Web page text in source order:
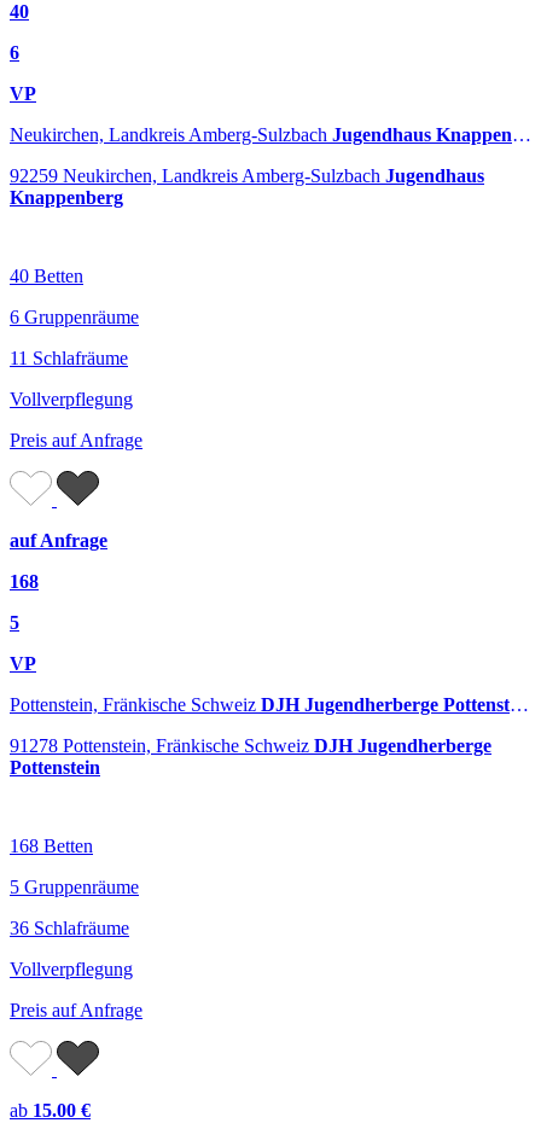
40
6
VP
Neukirchen, Landkreis Amberg-Sulzbach Jugendhaus Knappenberg
92259 Neukirchen, Landkreis Amberg-Sulzbach Jugendhaus
Knappenberg
40 Betten
6 Gruppenräume
11 Schlafräume
Vollverpflegung
Preis auf Anfrage
auf Anfrage
168
5
VP
Pottenstein, Fränkische Schweiz DJH Jugendherberge Pottenstein
91278 Pottenstein, Fränkische Schweiz DJH Jugendherberge
Pottenstein
168 Betten
5 Gruppenräume
36 Schlafräume
Vollverpflegung
Preis auf Anfrage
ab 15.00 €